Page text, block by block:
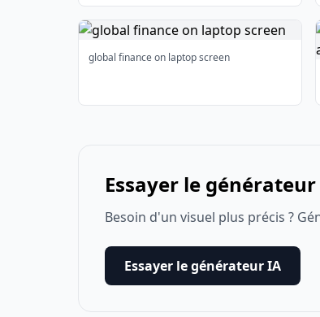
global finance on laptop screen
Essayer le
Besoin d'un visuel plus précis ?
Essayer le générateur IA